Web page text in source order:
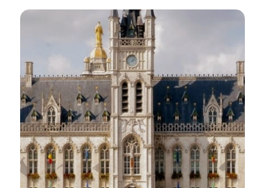
Plus d'informations ou